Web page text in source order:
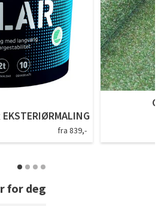
fra 839,-
for deg